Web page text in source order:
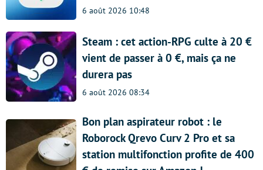
6 août 2026 10:48
Steam : cet action-RPG culte à 20 €
vient de passer à 0 €, mais ça ne
durera pas
6 août 2026 08:34
Bon plan aspirateur robot : le
Roborock Qrevo Curv 2 Pro et sa
station multifonction profite de 400